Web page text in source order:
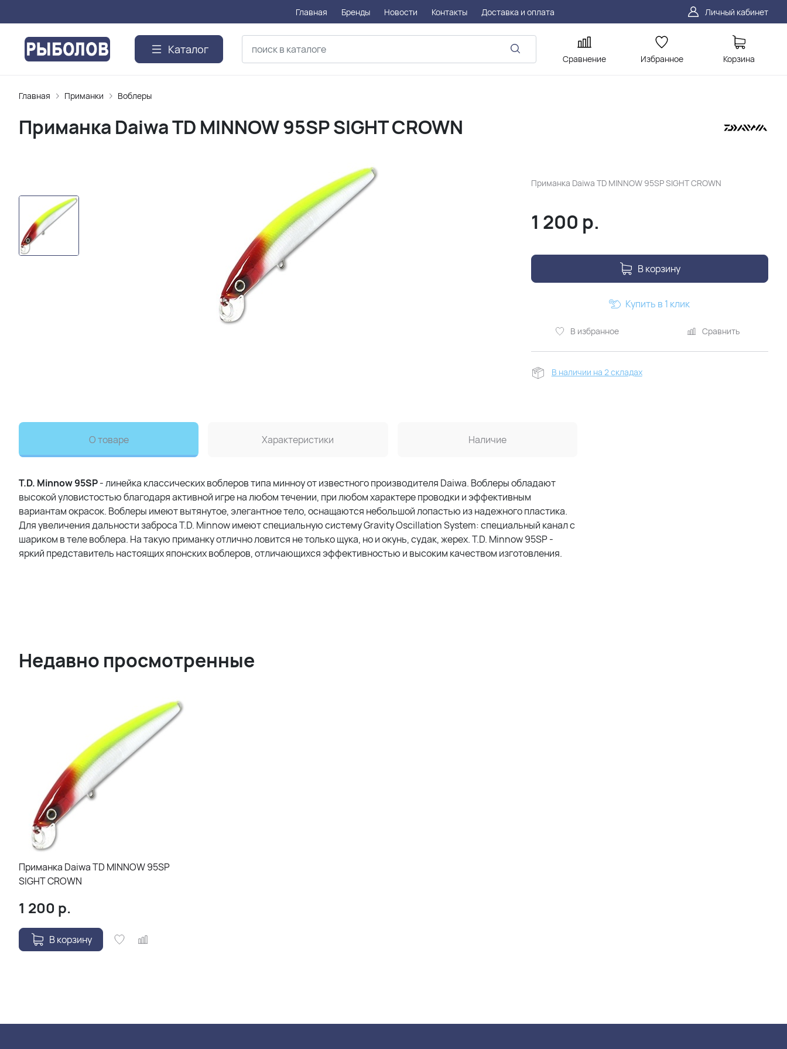
Главная Бренды Новости Контакты Доставка и оплата Личный кабинет
Каталог
Сравнение Избранное Корзина
Главная Приманки Воблеры
Приманка Daiwa TD MINNOW 95SP SIGHT CROWN
Приманка Daiwa TD MINNOW 95SP SIGHT CROWN
1 200 р.
В корзину
В избранное Сравнить
Купить в 1 клик
В наличии на 2 складах
О товаре Характеристики Наличие
T.D. Minnow 95SP- линейка классических воблеров типа минноу от известного производителя Daiwa. Воблеры обладают
высокой уловистостью благодаря активной игре на любом течении, при любом характере проводки и эффективным
вариантам окрасок. Воблеры имеют вытянутое, элегантное тело, оснащаются небольшой лопастью из надежного пластика.
Для увеличения дальности заброса T.D. Minnow имеют специальную систему Gravity Oscillation System: специальный канал с
шариком в теле воблера. На такую приманку отлично ловится не только щука, но и окунь, судак, жерех. T.D. Minnow 95SP -
яркий представитель настоящих японских воблеров, отличающихся эффективностью и высоким качеством изготовления.
Недавно просмотренные
Приманка Daiwa TD MINNOW 95SP
SIGHT CROWN
1 200 р.
В корзину